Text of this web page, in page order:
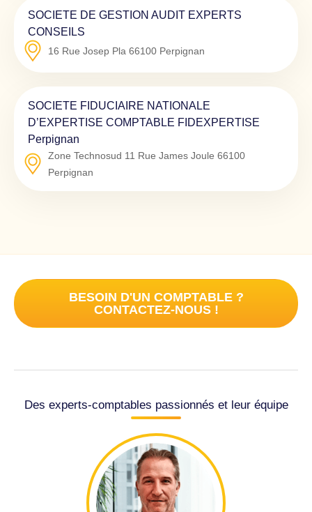
SOCIETE DE GESTION AUDIT EXPERTS
CONSEILS
16 Rue Josep Pla 66100 Perpignan
SOCIETE FIDUCIAIRE NATIONALE
D’EXPERTISE COMPTABLE FIDEXPERTISE
Perpignan
Zone Technosud 11 Rue James Joule 66100
Perpignan
BESOIN D'UN COMPTABLE ?
CONTACTEZ-NOUS !
Des experts-comptables passionnés et leur équipe